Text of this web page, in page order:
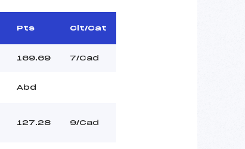
Pts Clt/Cat
169.69 7/Cad
Abd
127.28 9/Cad